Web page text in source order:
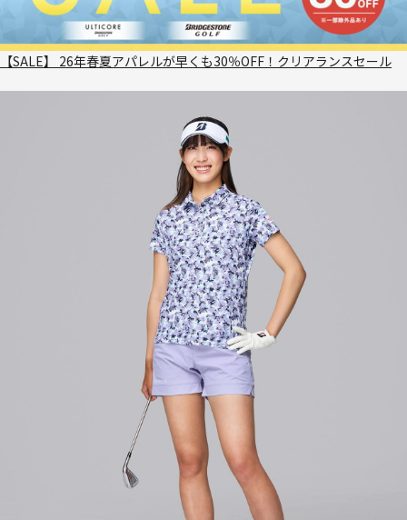
【SALE】 26年春夏アパレルが早くも30％OFF！クリアランスセール